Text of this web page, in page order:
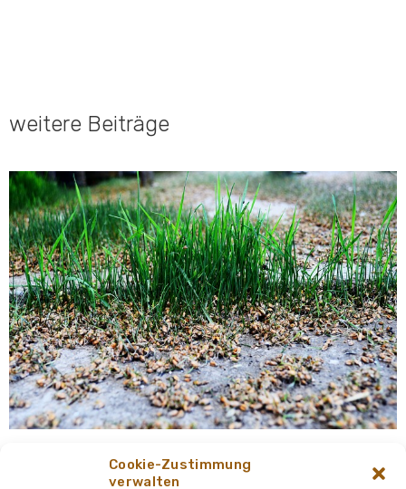
Cookie-Zustimmung
verwalten
weitere Beiträge
Länger jung mit Spermidin